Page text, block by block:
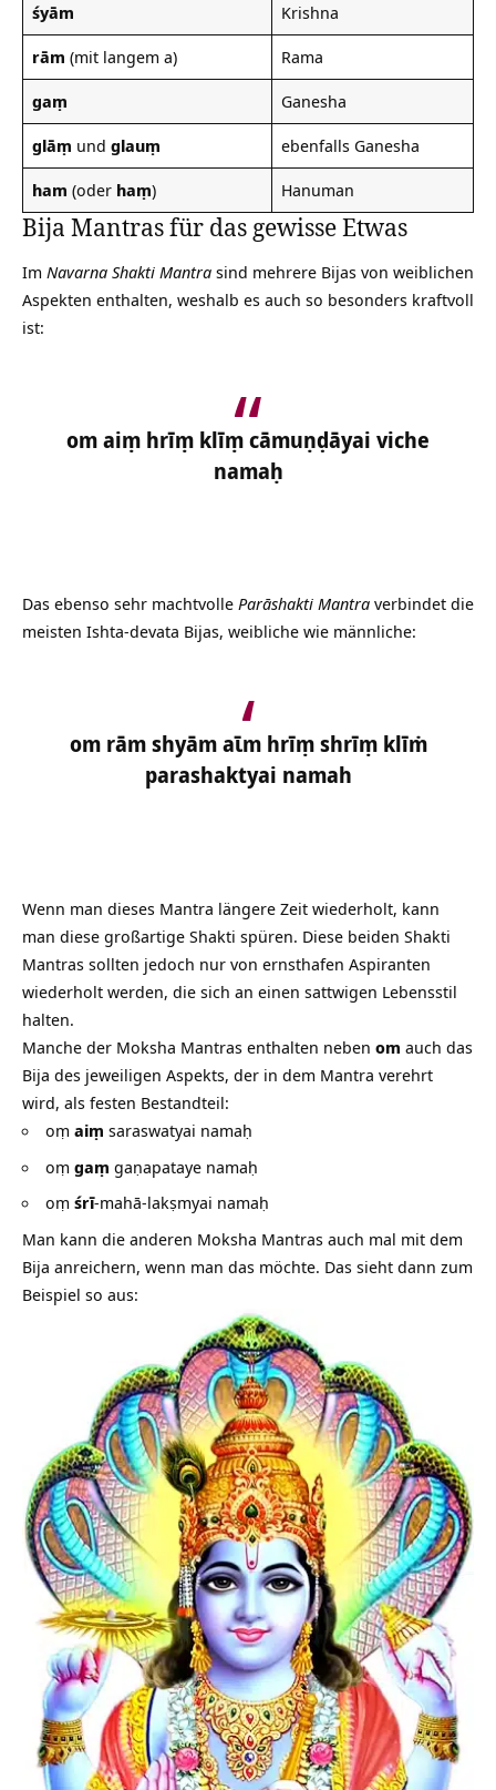
śyām
Krishna
rām (mit langem a)
Rama
gaṃ
Ganesha
glāṃ und glauṃ
ebenfalls Ganesha
ham (oder haṃ) Hanuman
Bija Mantras für das gewisse Etwas
Im Navarna Shakti Mantra sind mehrere Bijas von weiblichen
Aspekten enthalten, weshalb es auch so besonders kraftvoll
ist:
om aiṃ hrīṃ klīṃ cāmuṇḍāyai viche
namaḥ
Das ebenso sehr machtvolle Parāshakti Mantra verbindet die
meisten Ishta-devata Bijas, weibliche wie männliche:
om rām shyām aῑm hrīṃ shrīṃ klīṁ
parashaktyai namah
Wenn man dieses Mantra längere Zeit wiederholt, kann
man diese großartige Shakti spüren. Diese beiden Shakti
Mantras sollten jedoch nur von ernsthafen Aspiranten
wiederholt werden, die sich an einen sattwigen Lebensstil
halten.
Manche der Moksha Mantras enthalten neben om auch das
Bija des jeweiligen Aspekts, der in dem Mantra verehrt
wird, als festen Bestandteil:
oṃ aiṃ saraswatyai namaḥ
oṃ gaṃ gaṇapataye namaḥ
oṃ śrī-mahā-lakṣmyai namaḥ
Man kann die anderen Moksha Mantras auch mal mit dem
Bija anreichern, wenn man das möchte. Das sieht dann zum
Beispiel so aus: